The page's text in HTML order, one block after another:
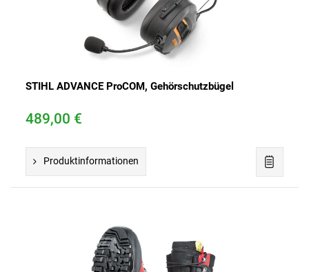
STIHL ADVANCE ProCOM, Gehörschutzbügel
489,00 €
Produktinformationen